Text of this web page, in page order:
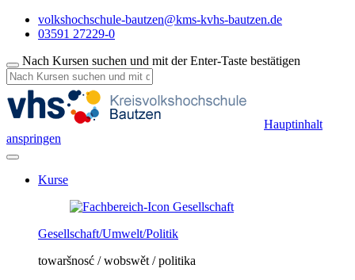
volkshochschule-bautzen@kms-kvhs-bautzen.de
03591 27229-0
Nach Kursen suchen und mit der Enter-Taste bestätigen
Hauptinhalt
anspringen
Kurse
Gesellschaft/Umwelt/Politik
towaršnosć / wobswět / politika